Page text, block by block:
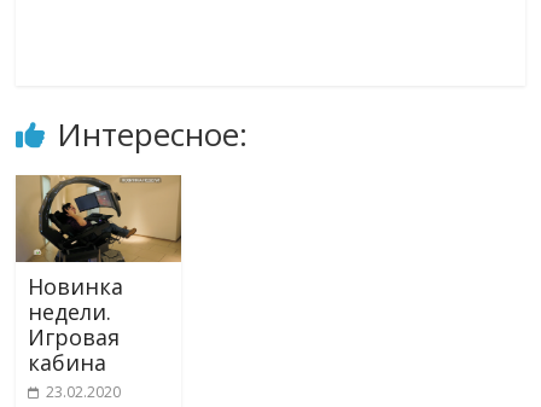
Интересное:
Новинка
недели.
Игровая
кабина
23.02.2020